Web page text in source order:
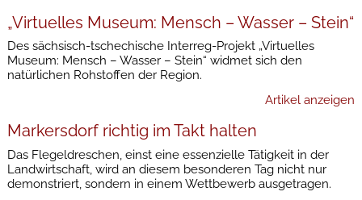
„Virtuelles Museum: Mensch – Wasser – Stein“
Des sächsisch-tschechische Interreg-Projekt „Virtuelles
Museum: Mensch – Wasser – Stein“ widmet sich den
natürlichen Rohstoffen der Region.
Artikel anzeigen
Markersdorf richtig im Takt halten
Das Flegeldreschen, einst eine essenzielle Tätigkeit in der
Landwirtschaft, wird an diesem besonderen Tag nicht nur
demonstriert, sondern in einem Wettbewerb ausgetragen.